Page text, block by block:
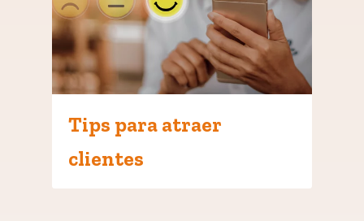
Tips para atraer
clientes